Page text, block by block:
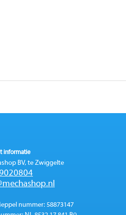
informatie
BV, te Zwiggelte
nummer: 58873147